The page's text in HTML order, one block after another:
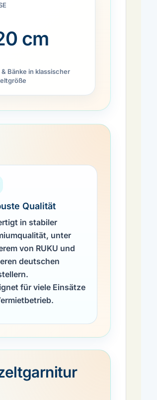
cm
Bänke in klassischer
Qualität
in stabiler
unter
von RUKU und
deutschen
für viele Einsätze